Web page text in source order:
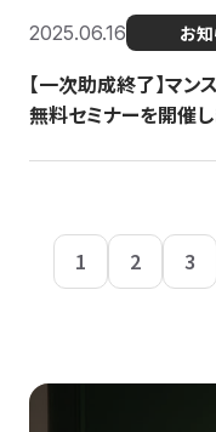
2025.06.16 お
【一次助成終了】マ
無料セミナーを開催
1 2 3